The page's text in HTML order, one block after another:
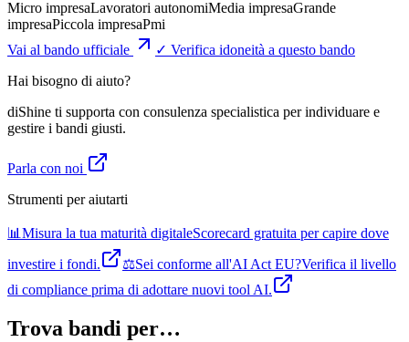
Micro impresaLavoratori autonomiMedia impresaGrande
impresaPiccola impresaPmi
Vai al bando ufficiale
✓ Verifica idoneità a questo bando
Hai bisogno di aiuto?
diShine ti supporta con consulenza specialistica per individuare e
gestire i bandi giusti.
Parla con noi
Strumenti per aiutarti
📊 Misura la tua maturità digitaleScorecard gratuita per capire dove
investire i fondi.
⚖️Sei conforme all'AI Act EU?Verifica il livello
di compliance prima di adottare nuovi tool AI.
Trova bandi per…